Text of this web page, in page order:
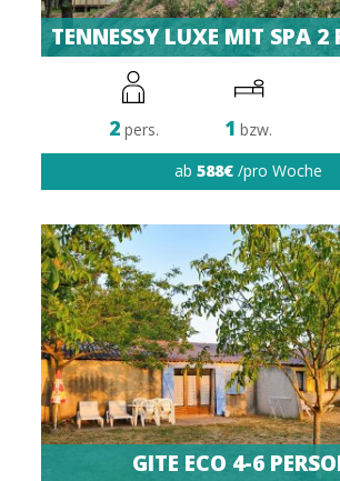
TENNESSY LUXE MIT SPA 2
2pers. 1 bzw.
ab588€ /pro Woche
GITE ECO 4-6